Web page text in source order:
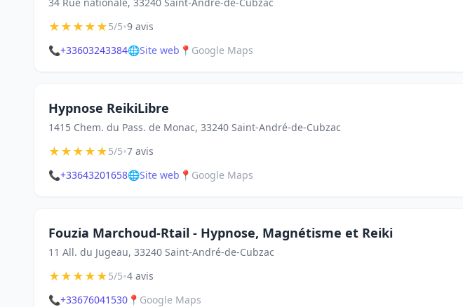
★★★★★5/5•9 avis
📞+33603243384🌐Site web 📍 Google Maps
Hypnose ReikiLibre
1415 Chem. du Pass. de Monac, 33240 Saint-André-de-Cubzac
★★★★★5/5•7 avis
📞+33643201658🌐Site web 📍 Google Maps
Fouzia Marchoud-Rtail - Hypnose, Magnétisme et Reiki
11 All. du Jugeau, 33240 Saint-André-de-Cubzac
★★★★★5/5•4 avis
📞+33676041530 📍 Google Maps